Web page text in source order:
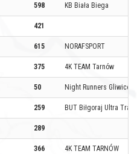
598 KB Biała Biega
421
615 NORAFSPORT
375 4K TEAM Tarnów
50 Night Runners Gliwice
259 BUT Biłgoraj Ultra Trail
289
366 4K TEAM TARNÓW